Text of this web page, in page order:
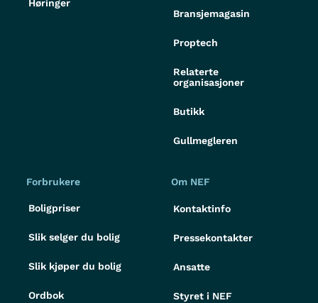
Høringer
Bransjemagasin
Proptech
Relaterte
organisasjoner
Butikk
Gullmegleren
Forbrukere
Boligpriser
Slik selger du bolig
Slik kjøper du bolig
Ordbok
Om NEF
Kontaktinfo
Pressekontakter
Ansatte
Styret i NEF